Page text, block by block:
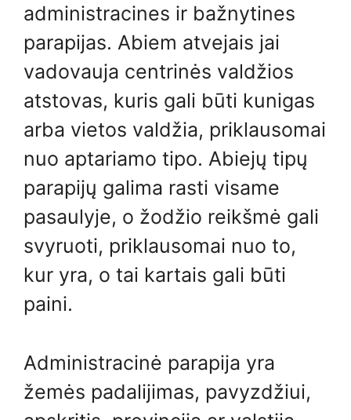
administracines ir bažnytines
parapijas. Abiem atvejais jai
vadovauja centrinės valdžios
atstovas, kuris gali būti kunigas
arba vietos valdžia, priklausomai
nuo aptariamo tipo. Abiejų tipų
parapijų galima rasti visame
pasaulyje, o žodžio reikšmė gali
svyruoti, priklausomai nuo to,
kur yra, o tai kartais gali būti
paini.
Administracinė parapija yra
žemės padalijimas, pavyzdžiui,